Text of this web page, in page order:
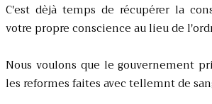
C'est dèjà temps de récupérer la
votre propre conscience au lieu de
Nous voulons que le gouvernement
les reformes faites avec tellemnt de